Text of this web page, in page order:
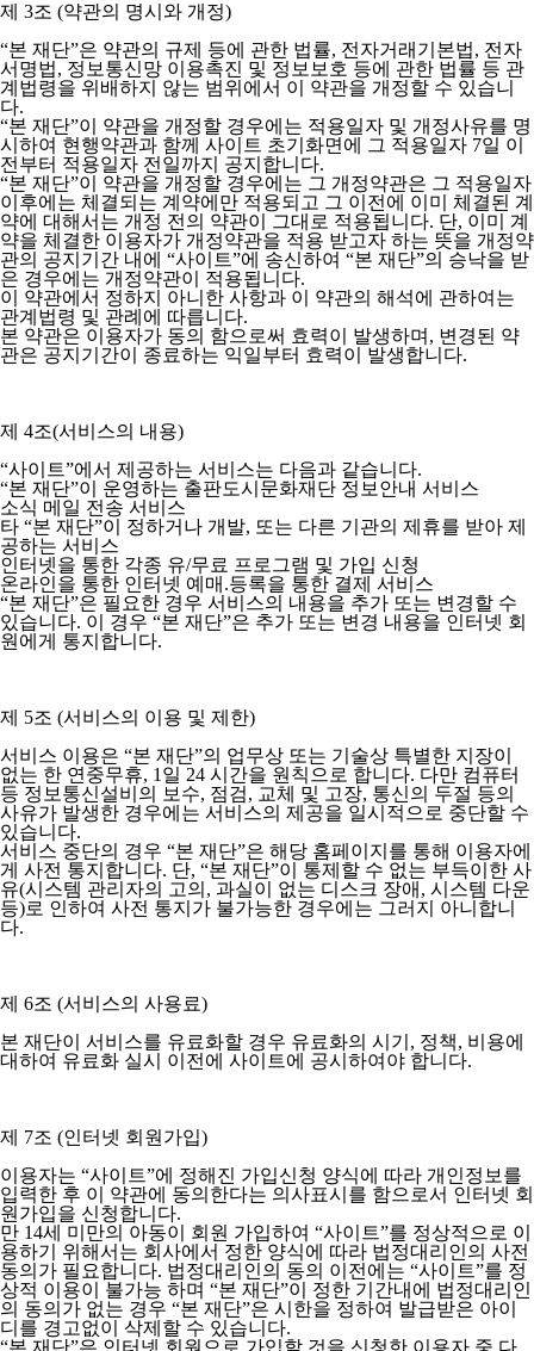
제 3조 (약관의 명시와 개정)
“본 재단”은 약관의 규제 등에 관한 법률, 전자거래기본법, 전자
서명법, 정보통신망 이용촉진 및 정보보호 등에 관한 법률 등 관
계법령을 위배하지 않는 범위에서 이 약관을 개정할 수 있습니
다.
“본 재단”이 약관을 개정할 경우에는 적용일자 및 개정사유를 명
시하여 현행약관과 함께 사이트 초기화면에 그 적용일자 7일 이
전부터 적용일자 전일까지 공지합니다.
“본 재단”이 약관을 개정할 경우에는 그 개정약관은 그 적용일자
이후에는 체결되는 계약에만 적용되고 그 이전에 이미 체결된 계
약에 대해서는 개정 전의 약관이 그대로 적용됩니다. 단, 이미 계
약을 체결한 이용자가 개정약관을 적용 받고자 하는 뜻을 개정약
관의 공지기간 내에 “사이트”에 송신하여 “본 재단”의 승낙을 받
은 경우에는 개정약관이 적용됩니다.
이 약관에서 정하지 아니한 사항과 이 약관의 해석에 관하여는
관계법령 및 관례에 따릅니다.
본 약관은 이용자가 동의 함으로써 효력이 발생하며, 변경된 약
관은 공지기간이 종료하는 익일부터 효력이 발생합니다.
제 4조(서비스의 내용)
“사이트”에서 제공하는 서비스는 다음과 같습니다.
“본 재단”이 운영하는 출판도시문화재단 정보안내 서비스
소식 메일 전송 서비스
타 “본 재단”이 정하거나 개발, 또는 다른 기관의 제휴를 받아 제
공하는 서비스
인터넷을 통한 각종 유/무료 프로그램 및 가입 신청
온라인을 통한 인터넷 예매.등록을 통한 결제 서비스
“본 재단”은 필요한 경우 서비스의 내용을 추가 또는 변경할 수
있습니다. 이 경우 “본 재단”은 추가 또는 변경 내용을 인터넷 회
원에게 통지합니다.
제 5조 (서비스의 이용 및 제한)
서비스 이용은 “본 재단”의 업무상 또는 기술상 특별한 지장이
없는 한 연중무휴, 1일 24 시간을 원칙으로 합니다. 다만 컴퓨터
등 정보통신설비의 보수, 점검, 교체 및 고장, 통신의 두절 등의
사유가 발생한 경우에는 서비스의 제공을 일시적으로 중단할 수
있습니다.
서비스 중단의 경우 “본 재단”은 해당 홈페이지를 통해 이용자에
게 사전 통지합니다. 단, “본 재단”이 통제할 수 없는 부득이한 사
유(시스템 관리자의 고의, 과실이 없는 디스크 장애, 시스템 다운
등)로 인하여 사전 통지가 불가능한 경우에는 그러지 아니합니
다.
제 6조 (서비스의 사용료)
본 재단이 서비스를 유료화할 경우 유료화의 시기, 정책, 비용에
대하여 유료화 실시 이전에 사이트에 공시하여야 합니다.
제 7조 (인터넷 회원가입)
이용자는 “사이트”에 정해진 가입신청 양식에 따라 개인정보를
입력한 후 이 약관에 동의한다는 의사표시를 함으로서 인터넷 회
원가입을 신청합니다.
만 14세 미만의 아동이 회원 가입하여 “사이트”를 정상적으로 이
용하기 위해서는 회사에서 정한 양식에 따라 법정대리인의 사전
동의가 필요합니다. 법정대리인의 동의 이전에는 “사이트”를 정
상적 이용이 불가능 하며 “본 재단”이 정한 기간내에 법정대리인
의 동의가 없는 경우 “본 재단”은 시한을 정하여 발급받은 아이
디를 경고없이 삭제할 수 있습니다.
“본 재단”은 인터넷 회원으로 가입할 것을 신청한 이용자 중 다